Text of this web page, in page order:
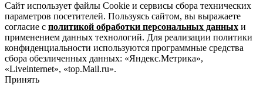
Сайт использует файлы Cookie и сервисы сбора технических
параметров посетителей. Пользуясь сайтом, вы выражаете
согласие с политикой обработки персональных данных и
применением данных технологий. Для реализации политики
конфиденциальности используются программные средства
сбора обезличенных данных: «Яндекс.Метрика»,
«Liveinternet», «top.Mail.ru».
Принять